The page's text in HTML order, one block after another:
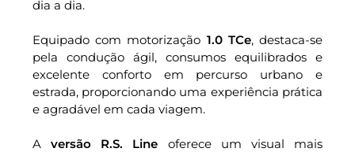
dia a dia.
Equipado com motorização 1.0 TCe, destaca-se
pela condução ágil, consumos equilibrados e
excelente conforto em percurso urbano e
estrada, proporcionando uma experiência prática
e agradável em cada viagem.
Aversão R.S. Line oferece um visual mais